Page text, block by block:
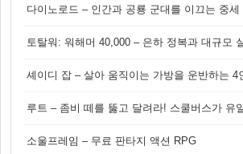
소울프레임 – 무료 판타지 액션 RPG